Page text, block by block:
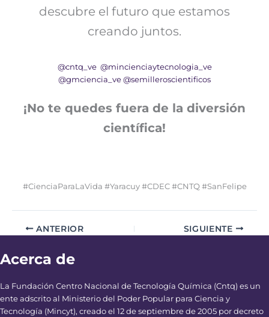
descubre el futuro que estamos
creando juntos.
@cntq_ve @mincienciaytecnologia_ve
@gmciencia_ve @semilleroscientificos
¡No te quedes fuera de la diversión
científica!
#CienciaParaLaVida #Yaracuy #CDEC #CNTQ #SanFelipe
ANTERIOR SIGUIENTE
Acerca de
La Fundación Centro Nacional de Tecnología Química (Cntq) es un
ente adscrito al Ministerio del Poder Popular para Ciencia y
Tecnología (Mincyt), creado el 12 de septiembre de 2005 por decreto